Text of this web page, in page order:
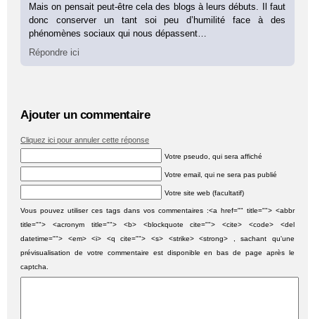
Mais on pensait peut-être cela des blogs à leurs débuts. Il faut
donc conserver un tant soi peu d’humilité face à des
phénomènes sociaux qui nous dépassent…
Répondre ici
Ajouter un commentaire
Cliquez ici pour annuler cette réponse
Votre pseudo, qui sera affiché
Votre email, qui ne sera pas publié
Votre site web (facultatif)
Vous pouvez utiliser ces tags dans vos commentaires :<a href="" title=""> <abbr
title=""> <acronym title=""> <b> <blockquote cite=""> <cite> <code> <del
datetime=""> <em> <i> <q cite=""> <s> <strike> <strong> , sachant qu'une
prévisualisation de votre commentaire est disponible en bas de page après le
captcha.